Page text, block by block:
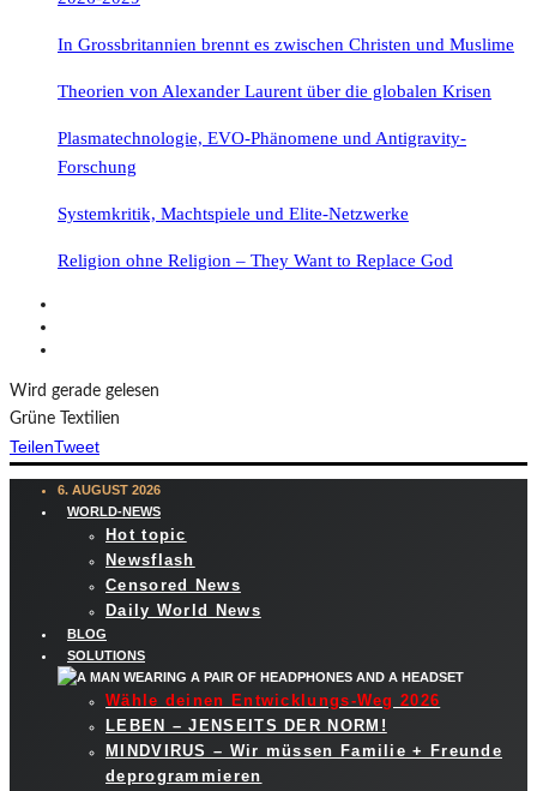
In Grossbritannien brennt es zwischen Christen und Muslime
Theorien von Alexander Laurent über die globalen Krisen
Plasmatechnologie, EVO-Phänomene und Antigravity-
Forschung
Systemkritik, Machtspiele und Elite-Netzwerke
Religion ohne Religion – They Want to Replace God
Wird gerade gelesen
Grüne Textilien
TeilenTweet
6. AUGUST 2026
WORLD-NEWS
Hot topic
Newsflash
Censored News
Daily World News
BLOG
SOLUTIONS
Wähle deinen Entwicklungs-Weg 2026
LEBEN – JENSEITS DER NORM!
MINDVIRUS – Wir müssen Familie + Freunde
deprogrammieren